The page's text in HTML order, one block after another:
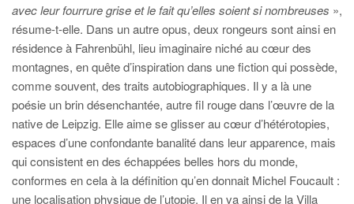
avec leur fourrure grise et le fait qu’elles soient si nombreuses »,
résume-t-elle. Dans un autre opus, deux rongeurs sont ainsi en
résidence à Fahrenbühl, lieu imaginaire niché au cœur des
montagnes, en quête d’inspiration dans une fiction qui possède,
comme souvent, des traits autobiographiques. Il y a là une
poésie un brin désenchantée, autre fil rouge dans l’œuvre de la
native de Leipzig. Elle aime se glisser au cœur d’hétérotopies,
espaces d’une confondante banalité dans leur apparence, mais
qui consistent en des échappées belles hors du monde,
conformes en cela à la définition qu’en donnait Michel Foucault :
une localisation physique de l’utopie. Il en va ainsi de la Villa